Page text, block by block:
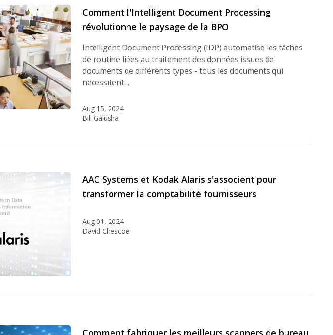
Comment l'Intelligent Document Processing
révolutionne le paysage de la BPO
Intelligent Document Processing (IDP) automatise les tâches
de routine liées au traitement des données issues de
documents de différents types - tous les documents qui
nécessitent…
Aug 15, 2024
Bill Galusha
AAC Systems et Kodak Alaris s'associent pour
transformer la comptabilité fournisseurs
Aug 01, 2024
David Chescoe
Comment fabriquer les meilleurs scanners de bureau